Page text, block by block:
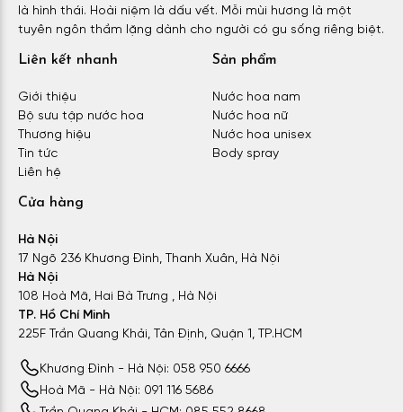
là hình thái. Hoài niệm là dấu vết. Mỗi mùi hương là một
tuyên ngôn thầm lặng dành cho người có gu sống riêng biệt.
Liên kết nhanh
Giới thiệu
Bộ sưu tập nước hoa
Thương hiệu
Tin tức
Liên hệ
Sản phẩm
Nước hoa nam
Nước hoa nữ
Nước hoa unisex
Body spray
Cửa hàng
Hà Nội
17 Ngõ 236 Khương Đình, Thanh Xuân, Hà Nội
Hà Nội
108 Hoà Mã, Hai Bà Trưng , Hà Nội
TP. Hồ Chí Minh
225F Trần Quang Khải, Tân Định, Quận 1, TP.HCM
Khương Đình - Hà Nội: 058 950 6666
Hoà Mã - Hà Nội: 091 116 5686